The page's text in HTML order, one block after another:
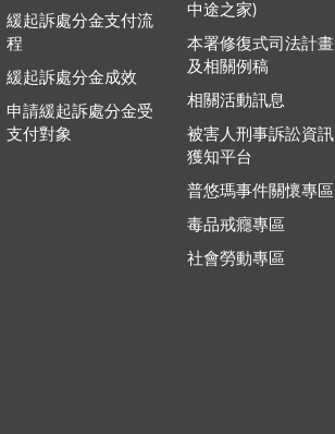
緩起訴處分金支付流
程
緩起訴處分金成效
申請緩起訴處分金受
支付對象
中途之家)
本署修復式司法計畫
及相關例稿
相關活動訊息
被害人刑事訴訟資訊
獲知平台
普悠瑪事件關懷專區
毒品戒癮專區
社會勞動專區